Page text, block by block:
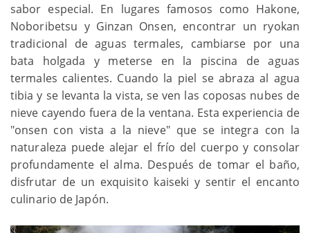
sabor especial. En lugares famosos como Hakone,
Noboribetsu y Ginzan Onsen, encontrar un ryokan
tradicional de aguas termales, cambiarse por una
bata holgada y meterse en la piscina de aguas
termales calientes. Cuando la piel se abraza al agua
tibia y se levanta la vista, se ven las coposas nubes de
nieve cayendo fuera de la ventana. Esta experiencia de
"onsen con vista a la nieve" que se integra con la
naturaleza puede alejar el frío del cuerpo y consolar
profundamente el alma. Después de tomar el baño,
disfrutar de un exquisito kaiseki y sentir el encanto
culinario de Japón.